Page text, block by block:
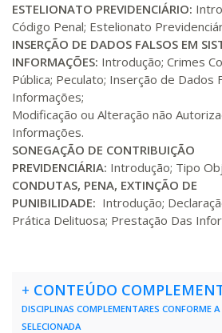
300 H 38dias 120dias
320 H 40dias 120 dias
340 H 43
360 H 45dias 120dias
400 H 50
ESTELIONATO PREVIDENCIÁRIO:
Código Penal; Estelionato
INSERÇÃO DE DADOS FALSOS EM
INFORMAÇÕES: Introdução; Crimes
Pública; Peculato; Inserção de Dados
Informações;
Modificação ou Alteração não
Informações.
SONEGAÇÃO DE CONTRIBUIÇÃO
PREVIDENCIÁRIA: Introdução; Tipo
CONDUTAS, PENA, EXTINÇÃO DE
PUNIBILIDADE: Introdução;
Prática Delituosa; Prestação Das
+ CONTEÚDO
DISCIPLINAS COMPLEMENTARES CONFORME A
SELECIONADA